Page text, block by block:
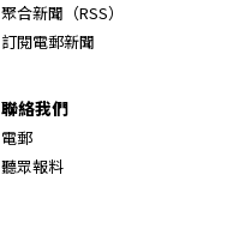
聚合新聞（RSS）
訂閱電郵新聞
聯絡我們
電郵
聽眾報料